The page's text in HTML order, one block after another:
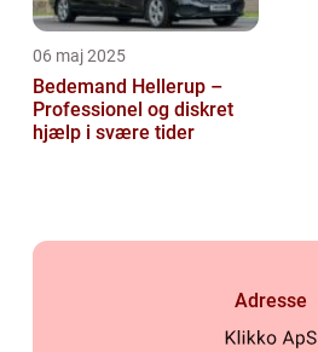
06 maj 2025
Bedemand Hellerup –
Professionel og diskret
hjælp i svære tider
Adresse